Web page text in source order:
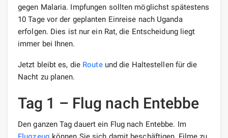
gegen Malaria. Impfungen sollten möglichst spätestens
10 Tage vor der geplanten Einreise nach Uganda
erfolgen. Dies ist nur ein Rat, die Entscheidung liegt
immer bei Ihnen.
Jetzt bleibt es, die Routeund die Haltestellen für die
Nacht zu planen.
Tag 1 – Flug nach Entebbe
Den ganzen Tag dauert ein Flug nach Entebbe. Im